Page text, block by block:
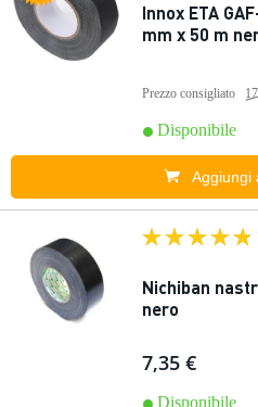
Innox ETA
mm x 50 m
Prezzo consigliato
Disponibile
Aggiungi
Nichiban
nero
7,35 €
Disponibile